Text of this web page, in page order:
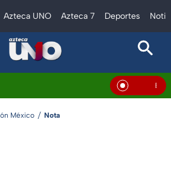
Azteca UNO Azteca 7 Deportes
En Vivo
México Nota